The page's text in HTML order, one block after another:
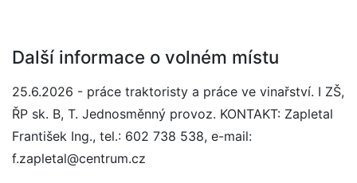
Další informace o volném místu
25.6.2026 - práce traktoristy a práce ve vinařství. I ZŠ,
ŘP sk. B, T. Jednosměnný provoz. KONTAKT: Zapletal
František Ing., tel.: 602 738 538, e-mail:
f.zapletal@centrum.cz